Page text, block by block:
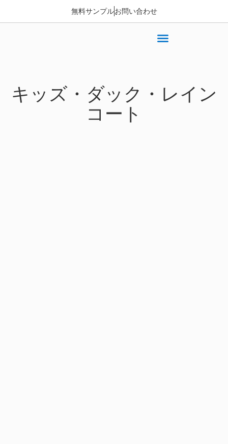
無料サンプルお問い合わせ
キッズ・ダック・レイン
コート